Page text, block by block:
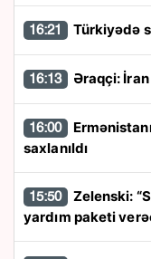
16:21 Türkiyədə
16:13 Əraqçi: İran
16:00
saxlanıldı
15:50
yardım paketi